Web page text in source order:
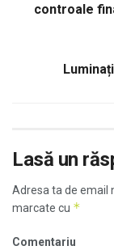
controale
Lasă un
Adresa ta de email
marcate cu *
Comentariu